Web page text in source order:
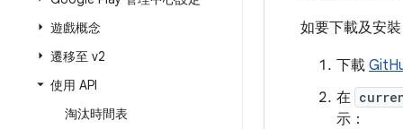
遊戲概念
遷移至 v2
使用 API
淘汰時間表
如要下載及安
下載
在
示：